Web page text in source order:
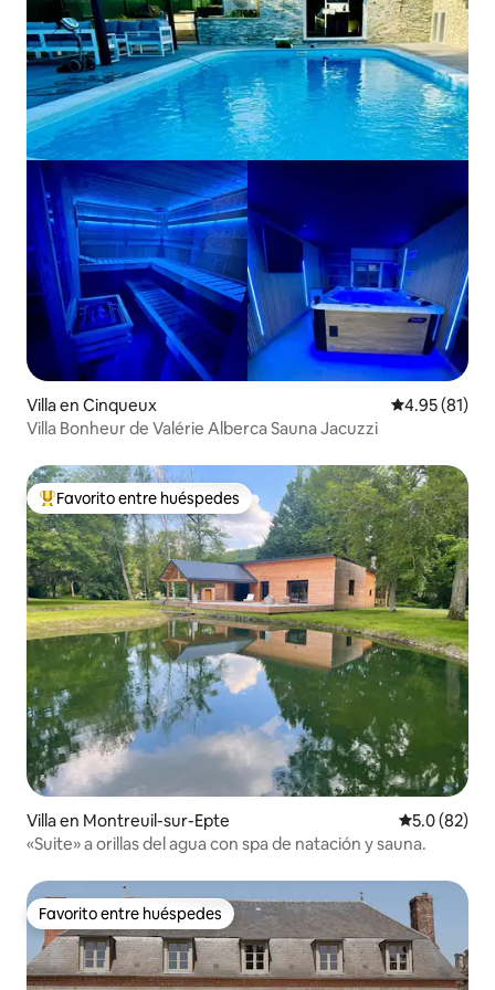
Villa en Cinqueux Calificación
4.95 (81)
Villa Bonheur de Valérie Alberca Sauna Jacuzzi
De los mejores en Favorito entre huéspedes
Favorito entre huéspedes
Villa en Montreuil-sur-Epte Calificación
5.0 (82)
«Suite» a orillas del agua con spa de natación y sauna.
Favorito entre huéspedes
Favorito entre huéspedes